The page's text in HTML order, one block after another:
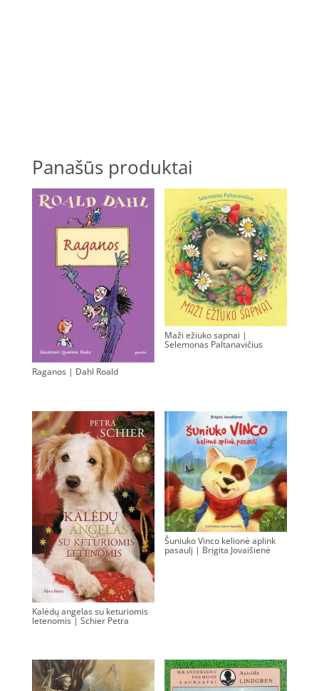
Panašūs produktai
Raganos | Dahl Roald
Maži ežiuko sapnai |
Selemonas Paltanavičius
Kalėdų angelas su keturiomis
letenomis | Schier Petra
Šuniuko Vinco kelionė aplink
pasaulį | Brigita Jovaišienė